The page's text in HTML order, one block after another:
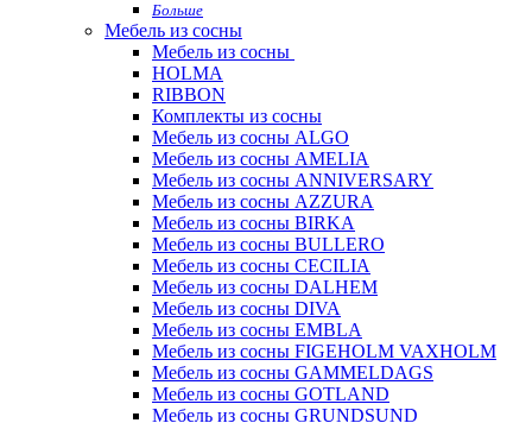
Больше
Мебель из сосны
Мебель из сосны
HOLMA
RIBBON
Комплекты из сосны
Мебель из сосны ALGO
Мебель из сосны AMELIA
Мебель из сосны ANNIVERSARY
Мебель из сосны AZZURA
Мебель из сосны BIRKA
Мебель из сосны BULLERO
Мебель из сосны CECILIA
Мебель из сосны DALHEM
Мебель из сосны DIVA
Мебель из сосны EMBLA
Мебель из сосны FIGEHOLM VAXHOLM
Мебель из сосны GAMMELDAGS
Мебель из сосны GOTLAND
Мебель из сосны GRUNDSUND